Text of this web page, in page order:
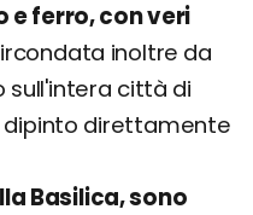
e ferro, con veri
inoltre da
sull'intera città di
dipinto direttamente
Basilica, sono